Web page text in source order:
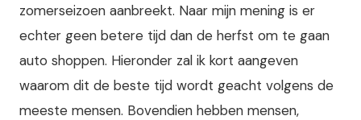
zomerseizoen aanbreekt. Naar mijn mening is er
echter geen betere tijd dan de herfst om te gaan
auto shoppen. Hieronder zal ik kort aangeven
waarom dit de beste tijd wordt geacht volgens de
meeste mensen. Bovendien hebben mensen,